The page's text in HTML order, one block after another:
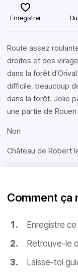
Enregistrer
Route assez
droites et des
dans la forêt
difficile, beaucoup
dans la forêt. Jolie
une partie de Rouen
Non
Château de Robert
Comment ça
Enregistre
Retrouve-le
Laisse-toi